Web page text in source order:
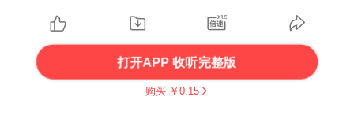
打开APP 收听完整版
购买 ￥ 0.15